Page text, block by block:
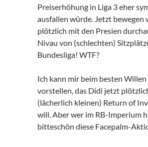
Preiserhöhung in Liga 3 eher
ausfallen würde. Jetzt bewegen
plötzlich mit den Presien
Nivau von (schlechten)
Bundesliga! WTF?
Ich kann mir beim besten
vorstellen, das Didi jetzt
(lächerlich kleinen) Return of
will. Aber wer im RB-Imperium
bitteschön diese Facepalm-